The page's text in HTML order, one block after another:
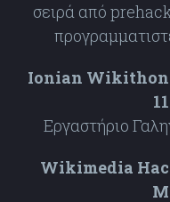
σειρά από
Ionian Wikithon
Εργαστήριο
Wikimedia